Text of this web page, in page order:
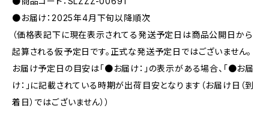
●お届け：2025年4月下旬以降順次
（価格表記下に現在表示されてる発送予定日は商品公開日から
起算される仮予定日です。正式な発送予定日ではございません。
お届け予定日の目安は「●お届け：」の表示がある場合、「●お届
け：」に記載されている時期が出荷目安となります（お届け日（到
着日）ではございません））